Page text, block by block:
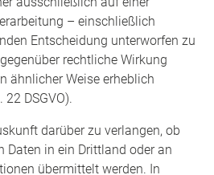
– einschließlich
Entscheidung unterworfen zu
rechtliche Wirkung
ähnlicher Weise erheblich
DSGVO).
darüber zu verlangen, ob
Daten in ein Drittland oder an
übermittelt werden. In